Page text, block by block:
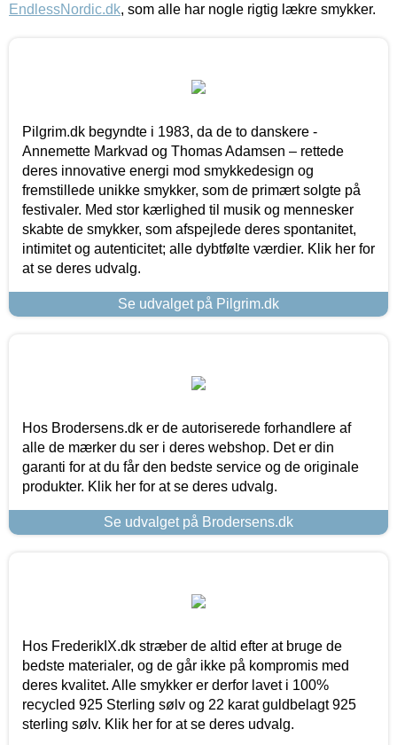
EndlessNordic.dk, som alle har nogle rigtig lækre smykker.
Pilgrim.dk begyndte i 1983, da de to danskere -
Annemette Markvad og Thomas Adamsen – rettede
deres innovative energi mod smykkedesign og
fremstillede unikke smykker, som de primært solgte på
festivaler. Med stor kærlighed til musik og mennesker
skabte de smykker, som afspejlede deres spontanitet,
intimitet og autenticitet; alle dybtfølte værdier. Klik her for
at se deres udvalg.
Se udvalget på Pilgrim.dk
Hos Brodersens.dk er de autoriserede forhandlere af
alle de mærker du ser i deres webshop. Det er din
garanti for at du får den bedste service og de originale
produkter. Klik her for at se deres udvalg.
Se udvalget på Brodersens.dk
Hos FrederikIX.dk stræber de altid efter at bruge de
bedste materialer, og de går ikke på kompromis med
deres kvalitet. Alle smykker er derfor lavet i 100%
recycled 925 Sterling sølv og 22 karat guldbelagt 925
sterling sølv. Klik her for at se deres udvalg.